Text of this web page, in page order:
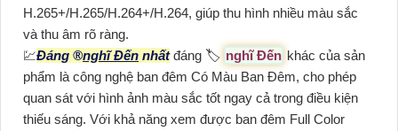
H.265+/H.265/H.264+/H.264, giúp thu hình nhiều màu sắc
và thu âm rõ ràng.
💹Đáng ®️nghĩ Đến nhấtđáng 🏷 nghĩ Đến khác của sản
phẩm là công nghệ ban đêm Có Màu Ban Đêm, cho phép
quan sát với hình ảnh màu sắc tốt ngay cả trong điều kiện
thiếu sáng. Với khả năng xem được ban đêm Full Color